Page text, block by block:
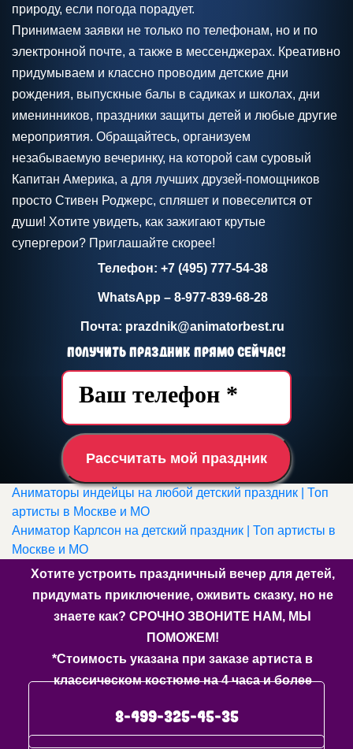
природу, если погода порадует.
Принимаем заявки не только по телефонам, но и по
электронной почте, а также в мессенджерах. Креативно
придумываем и классно проводим детские дни
рождения, выпускные балы в садиках и школах, дни
именинников, праздники защиты детей и любые другие
мероприятия. Обращайтесь, организуем
незабываемую вечеринку, на которой сам суровый
Капитан Америка, а для лучших друзей-помощников
просто Стивен Роджерс, спляшет и повеселится от
души! Хотите увидеть, как зажигают крутые
супергерои? Приглашайте скорее!
Телефон: +7 (495) 777-54-38
WhatsApp – 8-977-839-68-28
Почта: prazdnik@animatorbest.ru
Получить праздник прямо сейчас!
Рассчитать мой праздник
Аниматоры индейцы на любой детский праздник | Топ
артисты в Москве и МО
Аниматор Карлсон на детский праздник | Топ артисты в
Москве и МО
Хотите устроить праздничный вечер для детей,
придумать приключение, оживить сказку, но не
знаете как? СРОЧНО ЗВОНИТЕ НАМ, МЫ
ПОМОЖЕМ!
*Стоимость указана при заказе артиста в
классическом костюме на 4 часа и более
8-499-325-45-35